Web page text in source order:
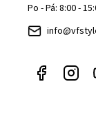
Po - Pá: 8:00 -